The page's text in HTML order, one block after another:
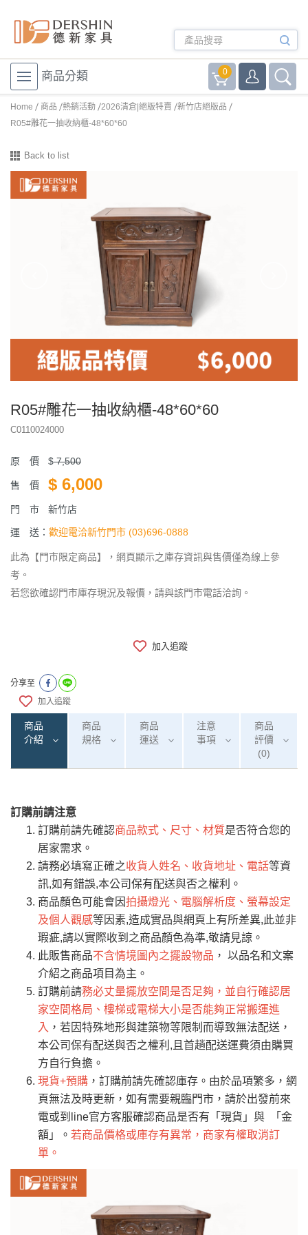
商品分類 0
Home 商品 熱銷活動 2026清倉|絕版特賣
新竹店絕版品
R05#雕花一抽收納櫃-48*60*60
Back to list
R05#雕花一抽收納櫃-48*60*60
C0110024000
原 價 $7,500
售 價 $ 6,000
門 市 新竹店
運 送： 歡迎電洽新竹門市 (03)696-0888
此為【門市限定商品】，網頁顯示之庫存資訊與售價僅為線上參
考。
若您欲確認門市庫存現況及報價，請與該門市電話洽詢。
加入追蹤
分享至
加入追蹤
商品
介紹
商品
規格
商品
運送
注意
事項
商品
評價
(0)
訂購前請注意
訂購前請先確認商品款式、尺寸、材質是否符合您的
居家需求。
請務必填寫正確之收貨人姓名、收貨地址、電話等資
訊,如有錯誤,本公司保有配送與否之權利。
商品顏色可能會因拍攝燈光、電腦解析度、螢幕設定
及個人觀感等因素,造成實品與網頁上有所差異,此並非
瑕疵,請以實際收到之商品顏色為準,敬請見諒。
此販售商品不含情境圖內之擺設物品 ， 以品名和文案
介紹之商品項目為主。
訂購前請務必丈量擺放空間是否足夠，並自行確認居
家空間格局、樓梯或電梯大小是否能夠正常搬運進
入 ，若因特殊地形與建築物等限制而導致無法配送，
本公司保有配送與否之權利,且首趟配送運費須由購買
方自行負擔。
現貨+預購 ，訂購前請先確認庫存。由於品項繁多，網
頁無法及時更新，如有需要親臨門市，請於出發前來
電或到line官方客服確認商品是否有「現貨」與 「金
額」。 若商品價格或庫存有異常，商家有權取消訂
單。
運 費 說 明
運送地區 運送費用
偏遠地區
（請先線上詢問 LINE
→@dershin ）
桃園
免 運
費
復興鄉
新竹
峨眉鄉、五峰鄉、
橫山、北埔鄉、尖
石鄉、寶山鄉山
區、新埔山區、芎
里
台北 無
注意事項：
由於品項繁多，網頁無法及時更新，如有需
要購買商品，請於出發前來電或到「官方
Line客服」來信確認商品是否有「現貨」與
「金額」。
若商品價格或庫存有異常，商家有權取消訂
單。部分網路商品恕無法更改原設計或客製，敬請
見諒！
接單後二日內(不含例假日)，我們客服會與您
電話聯絡或E-Mail通知確認訂單。
（線上客
服 LINE → @dershin）
下單前先詢問是否現貨 ，若未詢問下單後無
現貨我們客服會再來電或E-Mail與您聯絡
（洽詢方式請搜尋 Line ID → @dershin）
運送範圍：限定北至基隆，南至苗栗，偏遠
地區恕無法提供運送 (詳見運送規章)。
配送範圍：
苗栗至基隆；其它地區暫不開放，如因特殊
地型限制(山區、鄉、鎮、村)、樓梯太小、無
法搬運上樓等因素，導致無法配送，
0/5 (0)筆
全部 依評論高至低排列
依評論低至高排列 只顯示附上圖片
只顯示附上評論